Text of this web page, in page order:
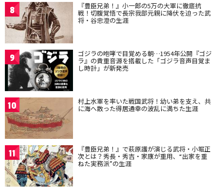
8 『豊臣兄弟！』小一郎の5万の大軍に徹底抗
戦！切腹覚悟で長宗我部元親に降伏を迫った武
将・谷忠澄の生涯
9 ゴジラの咆哮で目覚める朝…1954年公開『ゴジ
ラ』の貴重音源を搭載した「ゴジラ音声目覚ま
し時計」が新発売
10 村上水軍を率いた戦国武将！幼い弟を支え、共
に海へ散った得居通幸の波乱に満ちた生涯
11 『豊臣兄弟！』で萩原護が演じる武将・小堀正
次とは？秀長・秀吉・家康が重用、“出家を重
ねた実務派”の生涯